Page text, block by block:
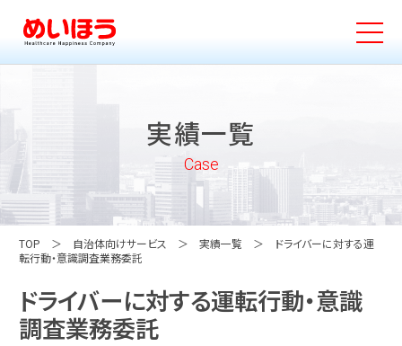
実績一覧
Case
TOP 自治体向けサービス 実績一覧
ドライバーに対する運
転行動・意識調査業務委託
ドライバーに対する運転行動・意識
調査業務委託